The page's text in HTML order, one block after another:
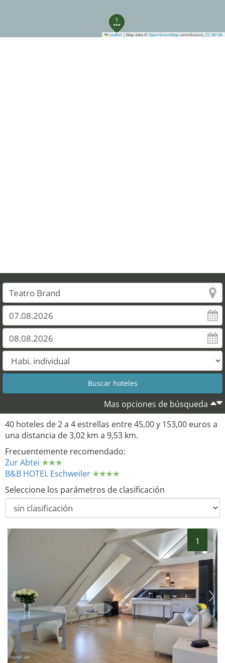
1
Leaflet | Map data © OpenStreetMap contributors, CC-BY-SA
Mas opciones de búsqueda
40 hoteles de 2 a 4 estrellas entre 45,00 y 153,00 euros a
una distancia de 3,02 km a 9,53 km.
Frecuentemente recomendado:
Zur Abtei
B&B HOTEL Eschweiler
Seleccione los parámetros de clasificación
1
hotel.de